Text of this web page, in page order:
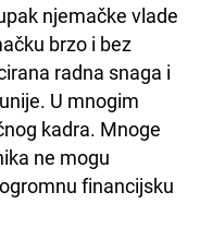
njemačke vlade
brzo i bez
radna snaga i
U mnogim
kadra. Mnoge
ne mogu
financijsku